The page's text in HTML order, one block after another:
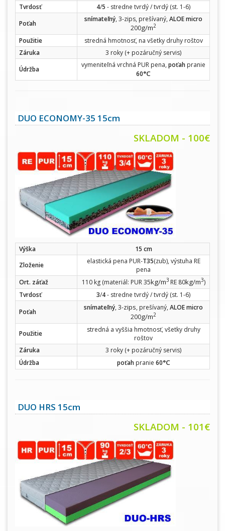
Tvrdosť
4/5 - stredne tvrdý / tvrdý (st. 1-6)
Poťah
snímateľný, 3-zips, prešívaný, ALOE micro
200g/m2
Použitie
stredná hmotnosť, na všetky druhy roštov
Záruka
3 roky (+ pozáručný servis)
Údržba
vymeniteľná vrchná PUR pena, poťah pranie
60°C
DUO ECONOMY-35 15cm
SKLADOM - 100€
Výška
15 cm
Zloženie
elastická pena PUR-T35(zub), výstuha RE
pena
Ort. záťaž
110 kg (materiál: PUR 35kg/m3 RE 80kg/m3)
Tvrdosť
3/4- stredne tvrdý / tvrdý (st. 1-6)
Poťah
snímateľný, 3-zips, prešívaný, ALOE micro
200g/m2
Použitie
stredná a vyššia hmotnosť, všetky druhy
roštov
Záruka
3 roky (+ pozáručný servis)
Údržba
poťahpranie 60°C
DUO HRS 15cm
SKLADOM - 101€